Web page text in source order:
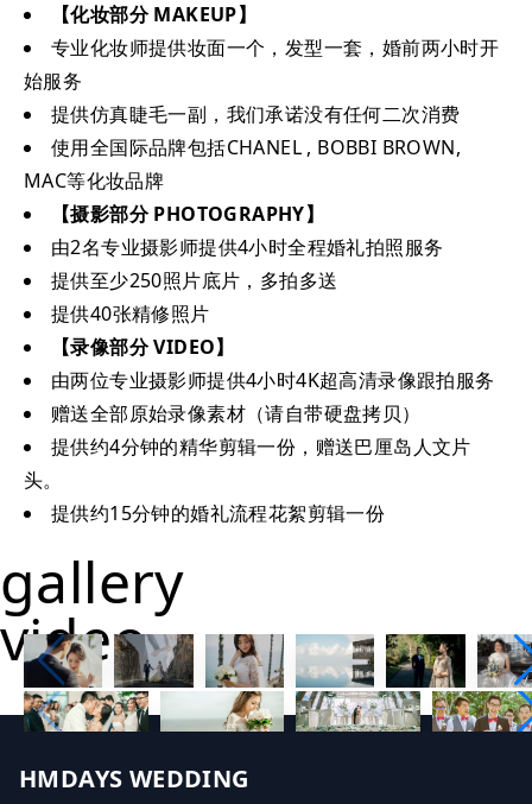
【化妆部分 MAKEUP】
专业化妆师提供妆面一个，发型一套，婚前两小时开
始服务
提供仿真睫毛一副，我们承诺没有任何二次消费
使用全国际品牌包括CHANEL , BOBBI BROWN,
MAC等化妆品牌
【摄影部分 PHOTOGRAPHY】
由2名专业摄影师提供4小时全程婚礼拍照服务
提供至少250照片底片，多拍多送
提供40张精修照片
【录像部分 VIDEO】
由两位专业摄影师提供4小时4K超高清录像跟拍服务
赠送全部原始录像素材（请自带硬盘拷贝）
提供约4分钟的精华剪辑一份，赠送巴厘岛人文片
头。
提供约15分钟的婚礼流程花絮剪辑一份
gallery
video
HMDAYS WEDDING